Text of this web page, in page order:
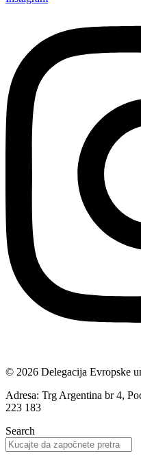
© 2026 Delegacija Evropske
Adresa: Trg Argentina br 4,
223 183
Search